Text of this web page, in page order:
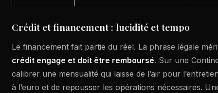
Crédit et financement : lucidité et tempo
Le financement fait partie du réel. La phrase légale
crédit engage et doit être remboursé. Sur une
calibrer une mensualité qui laisse de l’air pour
à l’euro et de repousser les opérations nécessaires.